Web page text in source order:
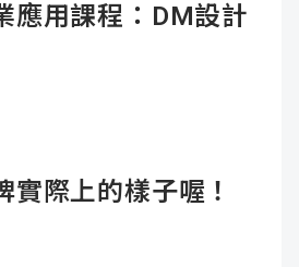
應用課程：DM設計
實際上的樣子喔！